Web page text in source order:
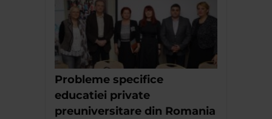
Probleme specifice
educatiei private
preuniversitare din Romania